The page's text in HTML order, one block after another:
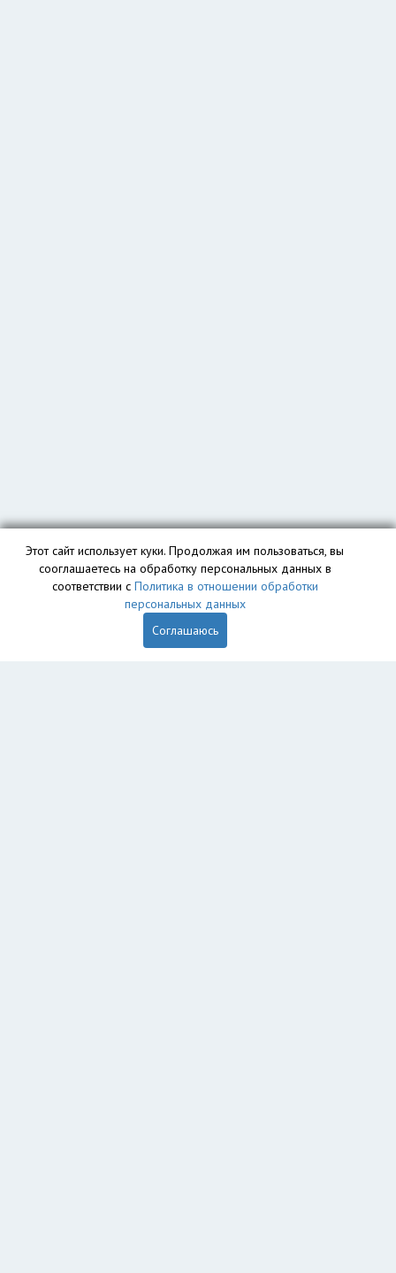
Этот сайт использует куки. Продолжая им пользоваться, вы
сооглашаетесь на обработку персональных данных в
соответствии с Политика в отношении обработки
персональных данных
Соглашаюсь